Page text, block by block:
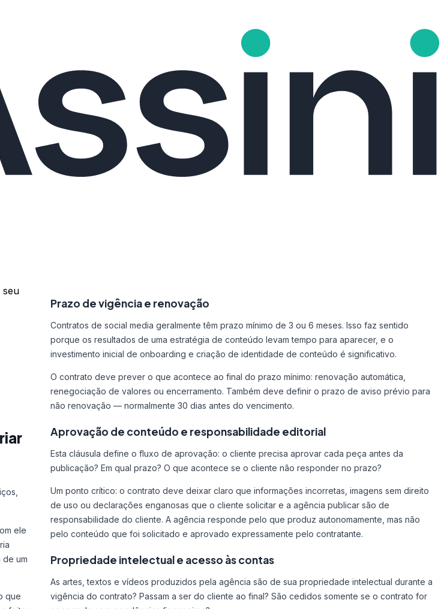
seu
ele
de um
que
Prazo de vigência e renovação
Contratos de social media geralmente têm prazo mínimo de 3 ou 6 meses. Isso faz sentido
porque os resultados de uma estratégia de conteúdo levam tempo para aparecer, e o
investimento inicial de onboarding e criação de identidade de conteúdo é significativo.
O contrato deve prever o que acontece ao final do prazo mínimo: renovação automática,
renegociação de valores ou encerramento. Também deve definir o prazo de aviso prévio para
não renovação — normalmente 30 dias antes do vencimento.
Aprovação de conteúdo e responsabilidade editorial
Esta cláusula define o fluxo de aprovação: o cliente precisa aprovar cada peça antes da
publicação? Em qual prazo? O que acontece se o cliente não responder no prazo?
Um ponto crítico: o contrato deve deixar claro que informações incorretas, imagens sem direito
de uso ou declarações enganosas que o cliente solicitar e a agência publicar são de
responsabilidade do cliente. A agência responde pelo que produz autonomamente, mas não
pelo conteúdo que foi solicitado e aprovado expressamente pelo contratante.
Propriedade intelectual e acesso às contas
As artes, textos e vídeos produzidos pela agência são de sua propriedade intelectual durante a
vigência do contrato? Passam a ser do cliente ao final? São cedidos somente se o contrato for